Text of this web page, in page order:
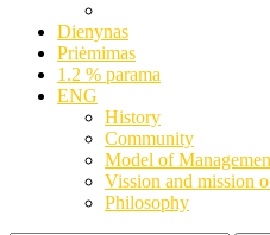
Dienynas
Priėmimas
1.2 % parama
ENG
History
Community
Model of
Vission and mission
Philosophy